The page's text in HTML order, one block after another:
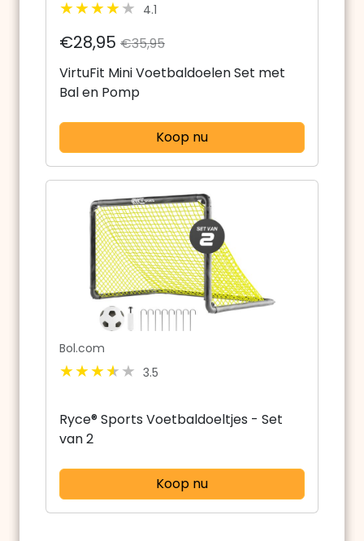
4.1
€28,95 €35,95
VirtuFit Mini Voetbaldoelen Set met
Bal en Pomp
Koop nu
Bol.com
3.5
Ryce® Sports Voetbaldoeltjes - Set
van 2
Koop nu